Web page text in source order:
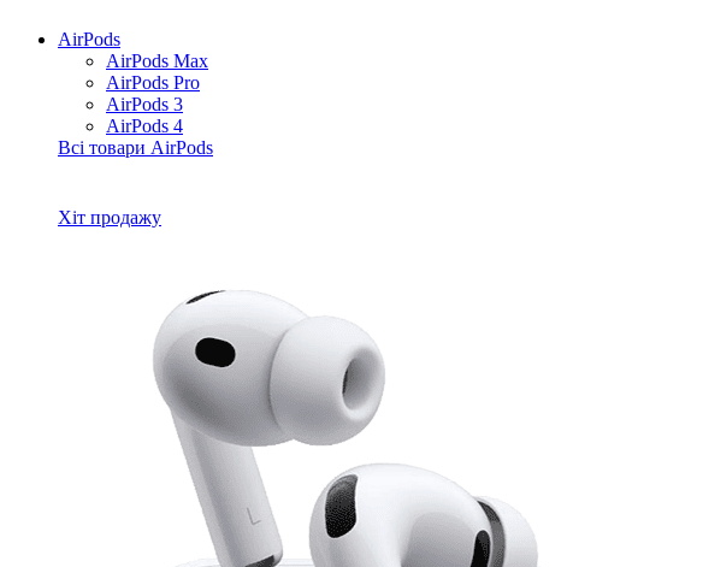
AirPods
AirPods Max
AirPods Pro
AirPods 3
AirPods 4
Всі товари AirPods
Хіт продажу